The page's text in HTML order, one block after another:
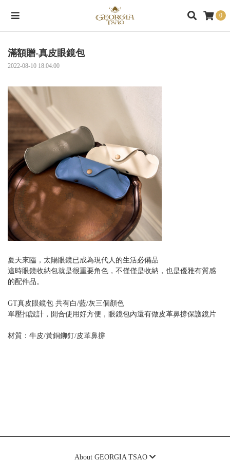
0
滿額贈-真皮眼鏡包
2022-08-10 18:04:00
夏天來臨，太陽眼鏡已成為現代人的生活必備品
這時眼鏡收納包就是很重要角色，不僅僅是收納，也是優雅有質感
的配件品。
GT真皮眼鏡包 共有白/藍/灰三個顏色
單壓扣設計，開合使用好方便，眼鏡包內還有做皮革鼻撐保護鏡片
材質：牛皮/黃銅鉚釘/皮革鼻撐
About GEORGIA TSAO